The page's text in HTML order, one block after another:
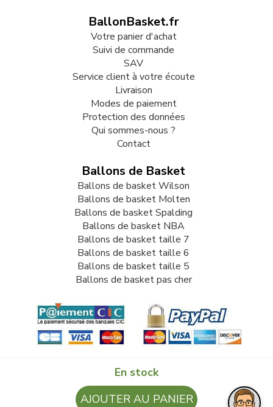
En stock
AJOUTER AU PANIER
BallonBasket.fr
Votre panier d'achat
Suivi de commande
SAV
Service client à votre écoute
Livraison
Modes de paiement
Protection des données
Qui sommes-nous ?
Contact
Ballons de Basket
Ballons de basket Wilson
Ballons de basket Molten
Ballons de basket Spalding
Ballons de basket NBA
Ballons de basket taille 7
Ballons de basket taille 6
Ballons de basket taille 5
Ballons de basket pas cher
© 2009-2026 LB82. Tous droits réservés - ballonbasket.fr -
SARL LB 82 - 13 Rue Louis Delage 44360 VIGNEUX DE